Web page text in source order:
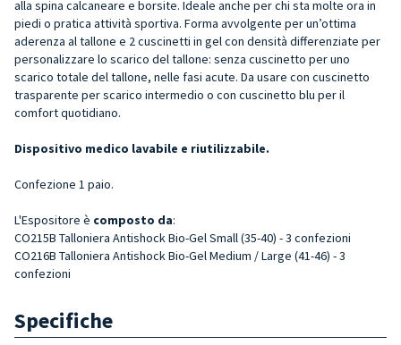
alla spina calcaneare e borsite. Ideale anche per chi sta molte ora in
piedi o pratica attività sportiva. Forma avvolgente per un’ottima
aderenza al tallone e 2 cuscinetti in gel con densità differenziate per
personalizzare lo scarico del tallone: senza cuscinetto per uno
scarico totale del tallone, nelle fasi acute. Da usare con cuscinetto
trasparente per scarico intermedio o con cuscinetto blu per il
comfort quotidiano.
Dispositivo medico lavabile e riutilizzabile.
Confezione 1 paio.
L'Espositore è composto da:
CO215B Talloniera Antishock Bio-Gel Small (35-40) - 3 confezioni
CO216B Talloniera Antishock Bio-Gel Medium / Large (41-46) - 3
confezioni
Specifiche